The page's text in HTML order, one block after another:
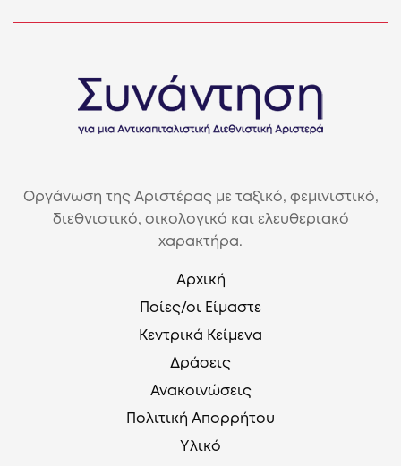
Οργάνωση της Αριστέρας με ταξικό, φεμινιστικό,
διεθνιστικό, οικολογικό και ελευθεριακό
χαρακτήρα.
Αρχική
Ποίες/οι Είμαστε
Κεντρικά Κείμενα
Δράσεις
Ανακοινώσεις
Πολιτική Απορρήτου
Υλικό